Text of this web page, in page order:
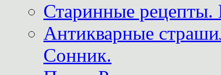
Старинные рецепты.
Антикварные
Сонник.